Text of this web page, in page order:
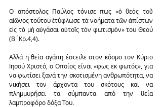
Ο απόστολος Παύλος τόνισε πως «ὁ θεὸς τοῦ
αἰῶνος τούτου ἐτύφλωσε τὰ νοήματα τῶν ἀπίστων
εἰς τὸ μὴ αὐγάσαι αὐτοῖς τὸν φωτισμὸν» του Θεού
(Β΄Κρ.4,4).
Αλλά η θεία αγάπη έστειλε στον κόσμο τον Κύριο
Ιησού Χριστό, ο Οποίος είναι «φως εκ φωτός», για
να φωτίσει ξανά την σκοτισμένη ανθρωπότητα, να
νικήσει τον άρχοντα του σκότους και να
πλημμυρήσει τα σύμπαντα από την θεία
λαμπροφόρο δόξα Του.